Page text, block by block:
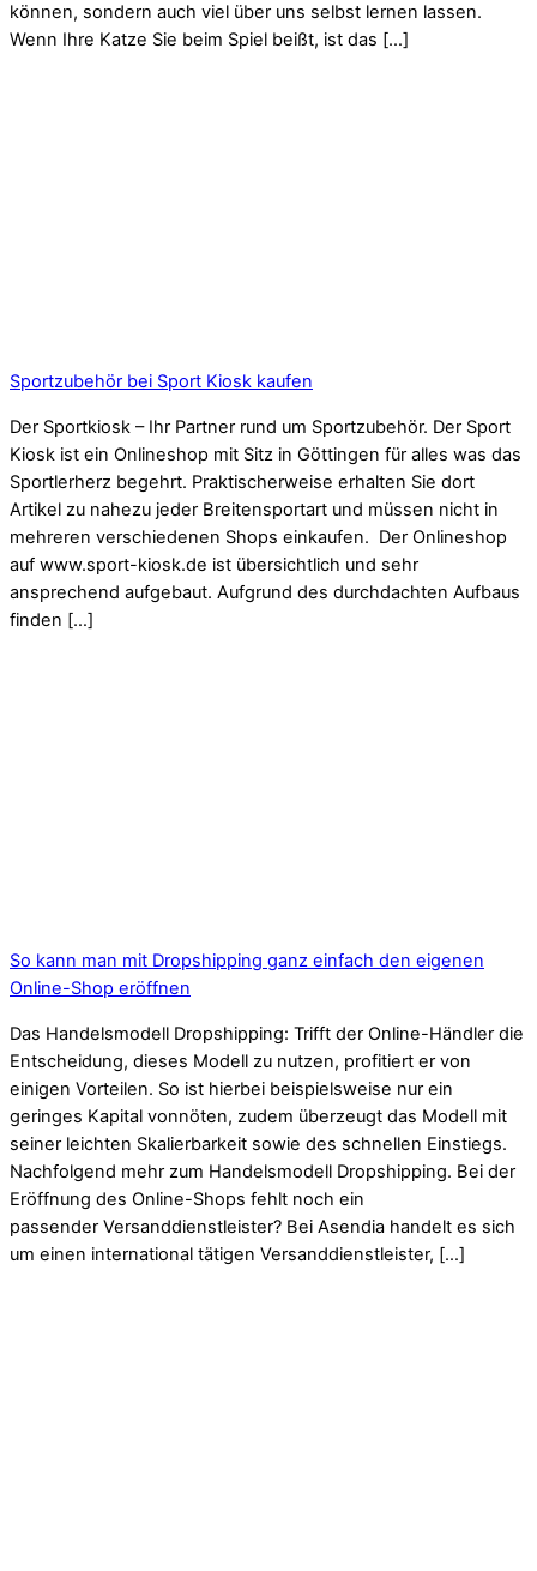
können, sondern auch viel über uns selbst lernen lassen.
Wenn Ihre Katze Sie beim Spiel beißt, ist das […]
Sportzubehör bei Sport Kiosk kaufen
Der Sportkiosk – Ihr Partner rund um Sportzubehör. Der Sport
Kiosk ist ein Onlineshop mit Sitz in Göttingen für alles was das
Sportlerherz begehrt. Praktischerweise erhalten Sie dort
Artikel zu nahezu jeder Breitensportart und müssen nicht in
mehreren verschiedenen Shops einkaufen. Der Onlineshop
auf www.sport-kiosk.de ist übersichtlich und sehr
ansprechend aufgebaut. Aufgrund des durchdachten Aufbaus
finden […]
So kann man mit Dropshipping ganz einfach den eigenen
Online-Shop eröffnen
Das Handelsmodell Dropshipping: Trifft der Online-Händler die
Entscheidung, dieses Modell zu nutzen, profitiert er von
einigen Vorteilen. So ist hierbei beispielsweise nur ein
geringes Kapital vonnöten, zudem überzeugt das Modell mit
seiner leichten Skalierbarkeit sowie des schnellen Einstiegs.
Nachfolgend mehr zum Handelsmodell Dropshipping. Bei der
Eröffnung des Online-Shops fehlt noch ein
passender Versanddienstleister? Bei Asendia handelt es sich
um einen international tätigen Versanddienstleister, […]